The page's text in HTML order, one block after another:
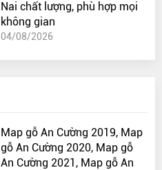
Nai chất lượng, phù hợp mọi
không gian
04/08/2026
Map gỗ An Cường 2019, Map
gỗ An Cường 2020, Map gỗ
An Cường 2021, Map gỗ An